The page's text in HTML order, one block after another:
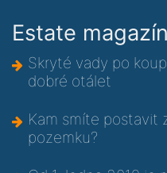
Estate magazín
Skryté vady po
dobré otálet
Kam smíte postavit
pozemku?